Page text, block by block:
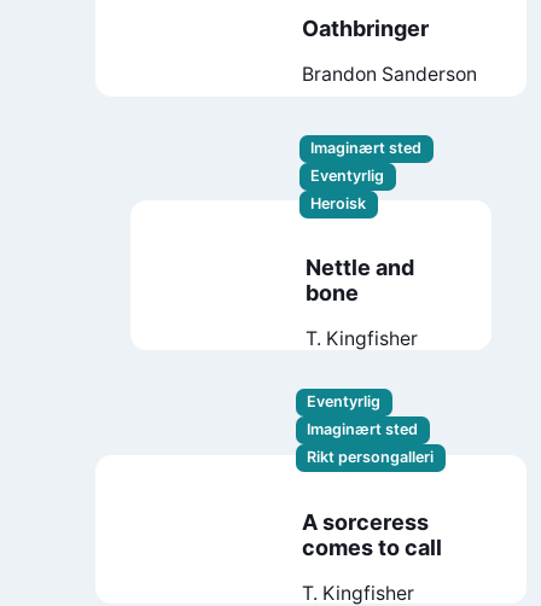
Oathbringer
Brandon Sanderson
Imaginært sted
Eventyrlig
Heroisk
Nettle and
bone
T. Kingfisher
Eventyrlig
Imaginært sted
Rikt persongalleri
A sorceress
comes to call
T. Kingfisher